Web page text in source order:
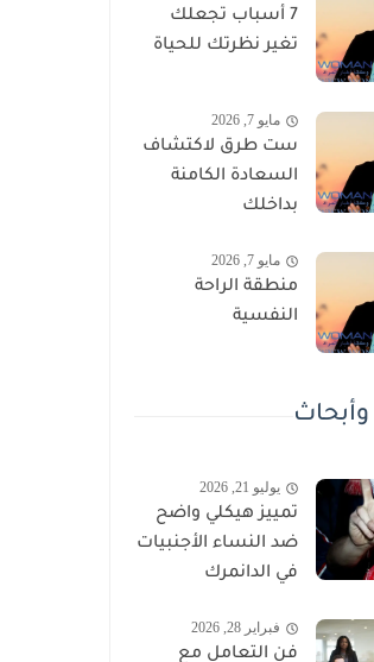
7 أسباب تجعلك
تغير نظرتك للحياة
مايو 7, 2026
ست طرق لاكتشاف
السعادة الكامنة
بداخلك
مايو 7, 2026
منطقة الراحة
النفسية
يوليو 21, 2026
تمييز هيكلي واضح
ضد النساء الأجنبيات
في الدانمرك
فبراير 28, 2026
فن التعامل مع